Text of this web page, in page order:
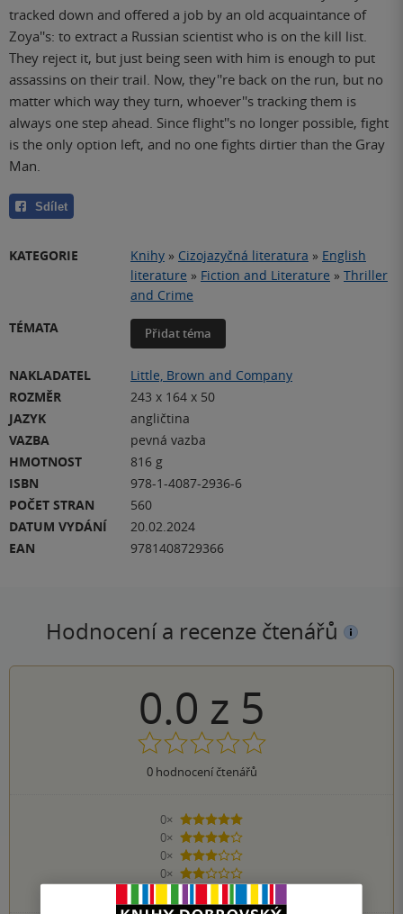
tracked down and offered a job by an old acquaintance of
Zoya''s: to extract a Russian scientist who is on the kill list.
They reject it, but just being seen with him is enough to put
assassins on their trail. Now, they''re back on the run, but no
matter which way they turn, whoever''s tracking them is
always one step ahead. Since flight''s no longer possible, fight
is the only option left, and no one fights dirtier than the Gray
Man.
Sdílet
KATEGORIE Knihy » Cizojazyčná literatura » English
literature » Fiction and Literature » Thriller
and Crime
TÉMATA
Přidat téma
NAKLADATEL
Little, Brown and Company
ROZMĚR
243 x 164 x 50
JAZYK
angličtina
VAZBA
pevná vazba
HMOTNOST
816 g
ISBN
978-1-4087-2936-6
POČET STRAN
560
DATUM VYDÁNÍ
20.02.2024
EAN
9781408729366
Hodnocení a recenze čtenářů
0.0 z 5
0hodnocení čtenářů
0×
5 hvězdiček
0×
4 hvězdičky
0×
3 hvězdičky
0×
2 hvězdičky